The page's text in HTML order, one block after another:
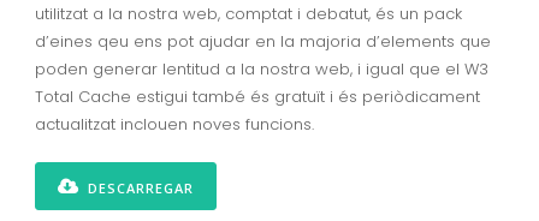
utilitzat a la nostra web, comptat i debatut, és un pack
d’eines qeu ens pot ajudar en la majoria d’elements que
poden generar lentitud a la nostra web, i igual que el W3
Total Cache estigui també és gratuït i és periòdicament
actualitzat inclouen noves funcions.
DESCARREGAR